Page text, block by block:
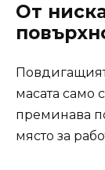
От
масата само
преминава
място за